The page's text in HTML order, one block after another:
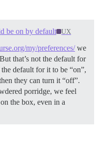
be on by default UX
my/preferences/we
that’s not the default for
default for it to be “on”,
they can turn it “off”.
porridge, we feel
the box, even in a